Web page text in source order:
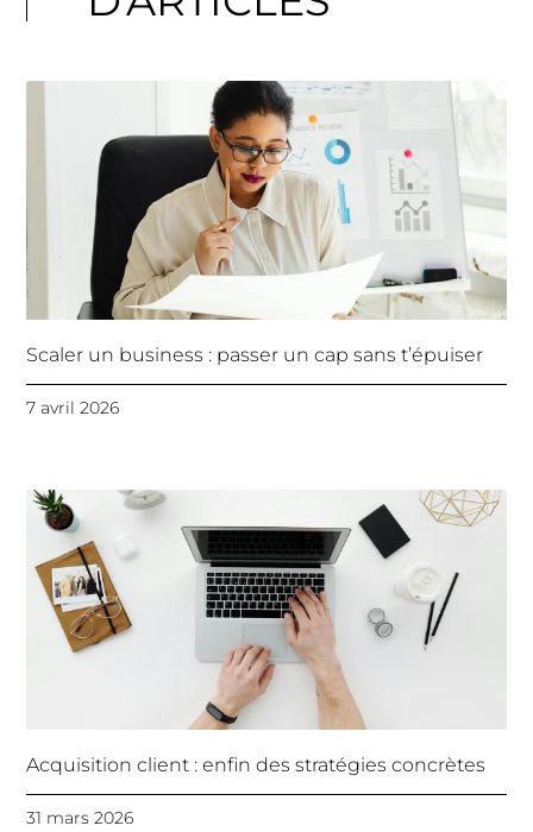
Scaler un business : passer un cap sans t’épuiser
7 avril 2026
Acquisition client : enfin des stratégies concrètes
31 mars 2026